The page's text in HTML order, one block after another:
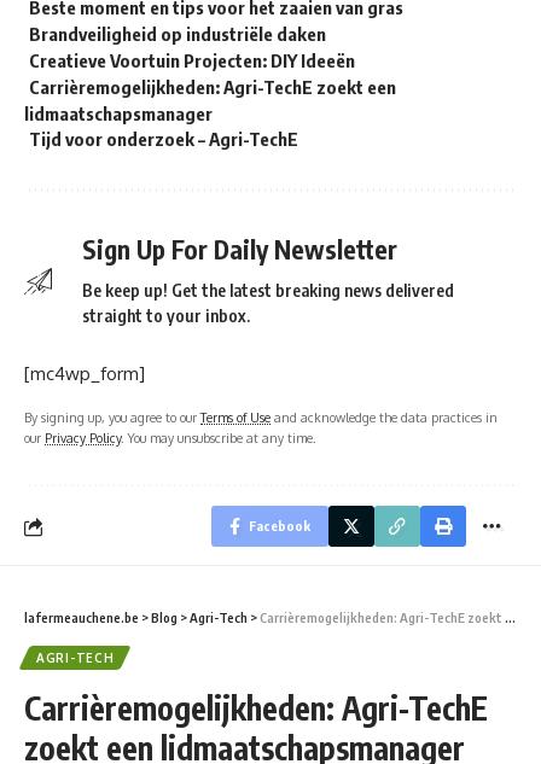
Beste moment en tips voor het zaaien van gras
Brandveiligheid op industriële daken
Creatieve Voortuin Projecten: DIY Ideeën
Carrièremogelijkheden: Agri-TechE zoekt een
lidmaatschapsmanager
Tijd voor onderzoek – Agri-TechE
Sign Up For Daily Newsletter
Be keep up! Get the latest breaking news delivered
straight to your inbox.
[mc4wp_form]
By signing up, you agree to ourTerms of Use and acknowledge the data practices in
our Privacy Policy. You may unsubscribe at any time.
Facebook
lafermeauchene.be >Blog >Agri-Tech >Carrièremogelijkheden: Agri-TechE zoekt een lidmaatschapsmanager
AGRI-TECH
Carrièremogelijkheden: Agri-TechE
zoekt een lidmaatschapsmanager